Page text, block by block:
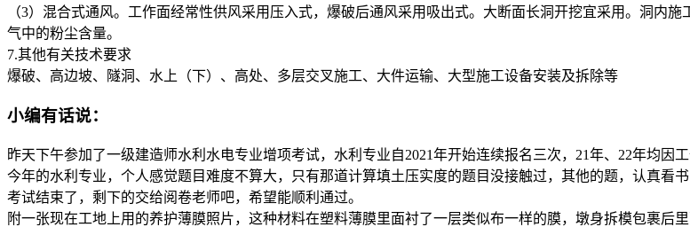
（3）混合式通风。工作面经常性供风采用压入式，爆破后通风采用吸出式。大断面长洞开挖宜采用。洞内
气中的粉尘含量。
7.其他有关技术要求
爆破、高边坡、隧洞、水上（下）、高处、多层交叉施工、大件运输、大型施工设备安装及拆除等
小编有话说：
昨天下午参加了一级建造师水利水电专业增项考试，水利专业自2021年开始连续报名三次，21年、22年均因
今年的水利专业，个人感觉题目难度不算大，只有那道计算填土压实度的题目没接触过，其他的题，认真看
考试结束了，剩下的交给阅卷老师吧，希望能顺利通过。
附一张现在工地上用的养护薄膜照片，这种材料在塑料薄膜里面衬了一层类似布一样的膜，墩身拆模包裹后